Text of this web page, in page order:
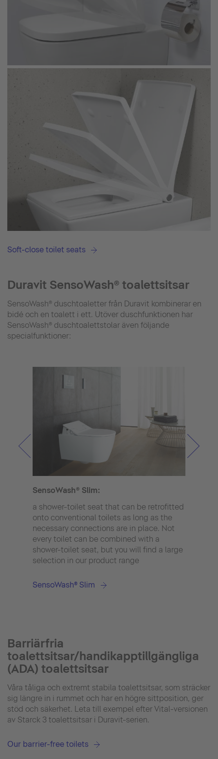
Soft-close toilet seats
Duravit SensoWash® toalettsitsar
SensoWash® duschtoaletter från Duravit kombinerar en
bidé och en toalett i ett. Utöver duschfunktionen har
SensoWash® duschtoalettstolar även följande
specialfunktioner:
SensoWash® Slim:
a shower-toilet seat that can be retrofitted
onto conventional toilets as long as the
necessary connections are in place. Not
every toilet can be combined with a
shower-toilet seat, but you will find a large
selection in our product range
SensoWash® Slim
Barriärfria
toalettsitsar/handikapptillgängliga
(ADA) toalettsitsar
Våra tåliga och extremt stabila toalettsitsar, som sträcker
sig längre in i rummet och har en högre sittposition, ger
stöd och säkerhet. Leta till exempel efter Vital-versionen
av Starck 3 toalettsitsar i Duravit-serien.
Our barrier-free toilets